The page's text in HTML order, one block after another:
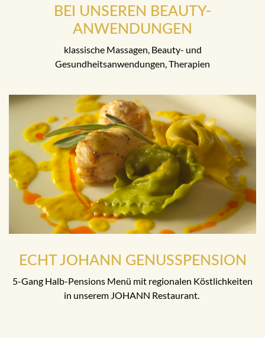
BEI UNSEREN BEAUTY-
ANWENDUNGEN
klassische Massagen, Beauty- und
Gesundheitsanwendungen, Therapien
ECHT JOHANN GENUSSPENSION
5-Gang Halb-Pensions Menü mit regionalen Köstlichkeiten
in unserem JOHANN Restaurant.